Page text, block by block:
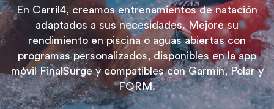
En Carril4, creamos entrenamientos de natación
adaptados a sus necesidades. Mejore su
rendimiento en piscina o aguas abiertas con
programas personalizados, disponibles en la app
móvil FinalSurge y compatibles con Garmin, Polar y
FORM.